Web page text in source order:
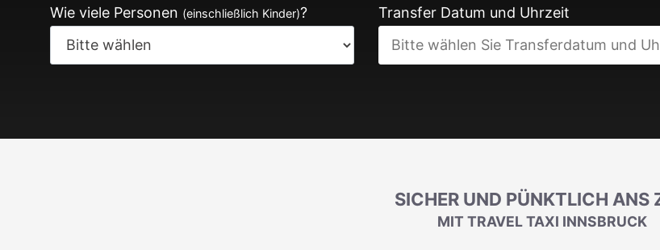
Wie viele Personen (einschließlich Kinder)? Transfer Datum und Uhrzeit
SICHER UND PÜNKTLICH ANS
MIT TRAVEL TAXI INNSBRUCK